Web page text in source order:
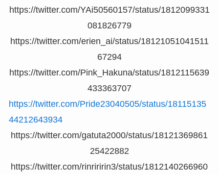
https://twitter.com/YAi50560157/status/1812099331
081826779
https://twitter.com/erien_ai/status/18121051041511
67294
https://twitter.com/Pink_Hakuna/status/1812115639
433363707
https://twitter.com/Pride23040505/status/18115135
44212643934
https://twitter.com/gatuta2000/status/18121369861
25422882
https://twitter.com/rinriririn3/status/1812140266960